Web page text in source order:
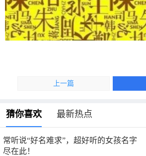
上一篇
猜你喜欢 最新热点
常听说“好名难求”，超好听的女孩名字
尽在此！